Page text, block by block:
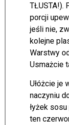
TŁUSTA!).
porcji
jeśli nie,
kolejne
Warstwy
Usmażcie
Ułóżcie je
naczyniu
łyżek
ten